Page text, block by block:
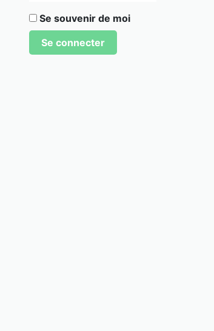
Se souvenir de moi